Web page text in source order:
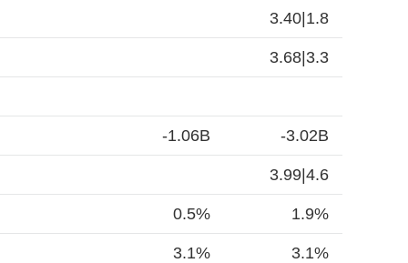
3.40|1.8
3.68|3.3
-1.06B -3.02B
3.99|4.6
0.5% 1.9%
3.1% 3.1%